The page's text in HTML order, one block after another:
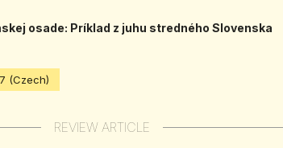
osade: Príklad z juhu stredného Slovenska
(Czech)
REVIEW ARTICLE